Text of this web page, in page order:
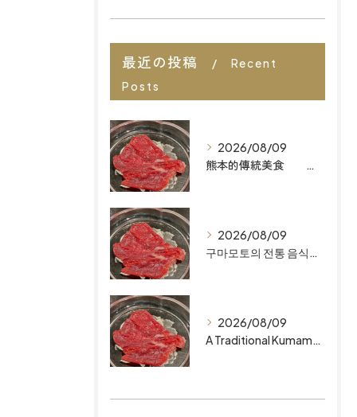
最近の投稿
Recent
Posts
2026/08/09
熊本的傳統美食 想找福岡最棒的餐廳嗎？來「MAIZURU KITCHEN」品嚐道地且無添加的「Omakase」料理吧
2026/08/09
구마모토의 전통 음식 후쿠오카 최고의 레스토랑을 찾고 계신가요? ‘마이즈루 키친’에서 정통의 무첨가 오마카세를 만나보세요.
2026/08/09
A Traditional Kumamoto Dish: Basashi Looking for the Best Restaurants in Fukuoka? Discover Authentic, Additive-Free Omakase at MAIZURU KITCHEN